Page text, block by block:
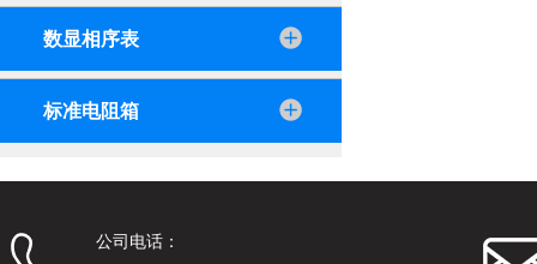
数显相序表
标准电阻箱
公司电话：